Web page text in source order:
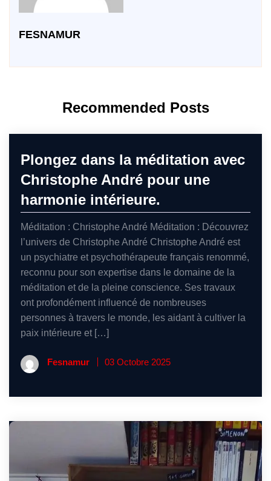
FESNAMUR
Recommended Posts
Plongez dans la méditation avec
Christophe André pour une
harmonie intérieure.
Méditation : Christophe André Méditation : Découvrez
l’univers de Christophe André Christophe André est
un psychiatre et psychothérapeute français renommé,
reconnu pour son expertise dans le domaine de la
méditation et de la pleine conscience. Ses travaux
ont profondément influencé de nombreuses
personnes à travers le monde, les aidant à cultiver la
paix intérieure et […]
Fesnamur 03 Octobre 2025